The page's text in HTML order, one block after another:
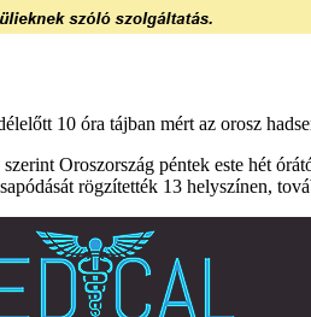
10 óra tájban mért az orosz
Oroszország péntek este hét
rögzítették 13 helyszínen,